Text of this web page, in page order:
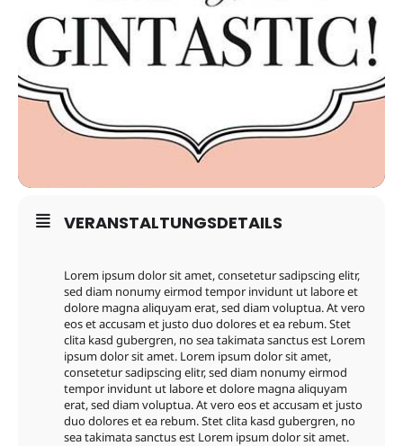
VERANSTALTUNGSDETAILS
Lorem ipsum dolor sit amet, consetetur sadipscing elitr,
sed diam nonumy eirmod tempor invidunt ut labore et
dolore magna aliquyam erat, sed diam voluptua. At vero
eos et accusam et justo duo dolores et ea rebum. Stet
clita kasd gubergren, no sea takimata sanctus est Lorem
ipsum dolor sit amet. Lorem ipsum dolor sit amet,
consetetur sadipscing elitr, sed diam nonumy eirmod
tempor invidunt ut labore et dolore magna aliquyam
erat, sed diam voluptua. At vero eos et accusam et justo
duo dolores et ea rebum. Stet clita kasd gubergren, no
sea takimata sanctus est Lorem ipsum dolor sit amet.